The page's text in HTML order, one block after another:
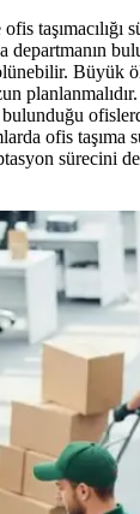
taşımacılığı
departmanın
Büyük
ofis taşıma
sürecini